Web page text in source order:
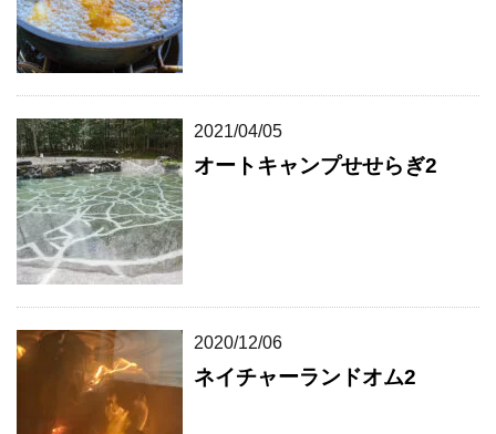
2021/04/05
オートキャンプせせらぎ2
2020/12/06
ネイチャーランドオム2